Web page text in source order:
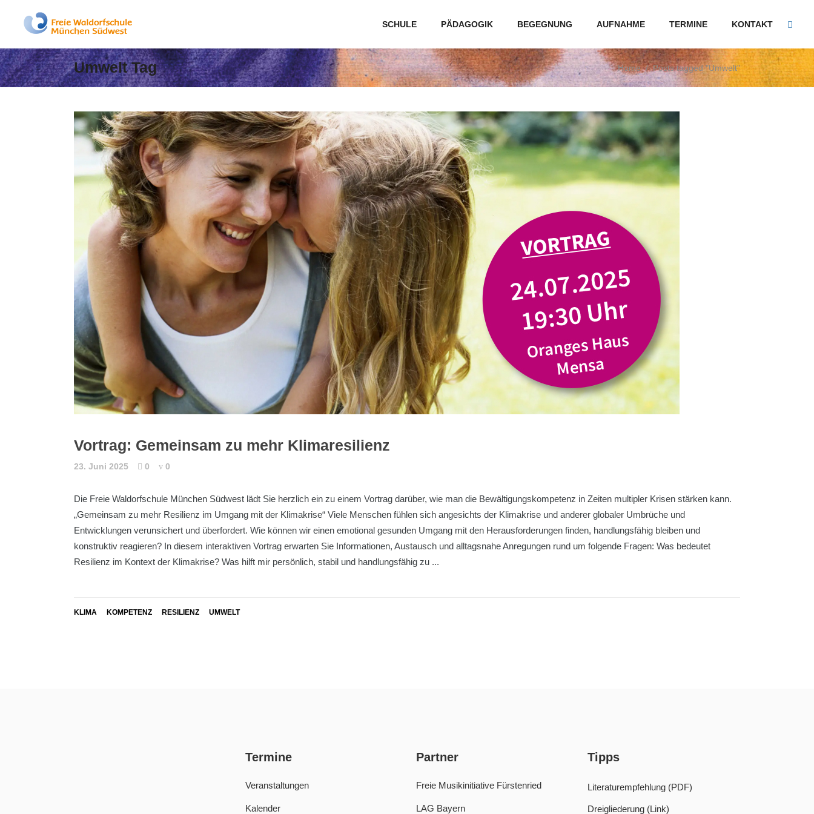
SCHULE PÄDAGOGIK BEGEGNUNG AUFNAHME TERMINE KONTAKT
Umwelt Tag Home/Posts tagged "Umwelt"
Vortrag: Gemeinsam zu mehr Klimaresilienz
23. Juni 2025 0 0
Die Freie Waldorfschule München Südwest lädt Sie herzlich ein zu einem Vortrag darüber, wie man die Bewältigungskompetenz in Zeiten multipler Krisen stärken kann.
„Gemeinsam zu mehr Resilienz im Umgang mit der Klimakrise“ Viele Menschen fühlen sich angesichts der Klimakrise und anderer globaler Umbrüche und
Entwicklungen verunsichert und überfordert. Wie können wir einen emotional gesunden Umgang mit den Herausforderungen finden, handlungsfähig bleiben und
konstruktiv reagieren? In diesem interaktiven Vortrag erwarten Sie Informationen, Austausch und alltagsnahe Anregungen rund um folgende Fragen: Was bedeutet
Resilienz im Kontext der Klimakrise? Was hilft mir persönlich, stabil und handlungsfähig zu
KLIMA KOMPETENZ RESILIENZ UMWELT
Termine
Veranstaltungen
Kalender
Partner
Freie Musikinitiative Fürstenried
LAG Bayern
Tipps
Literaturempfehlung (PDF)
Dreigliederung (Link)